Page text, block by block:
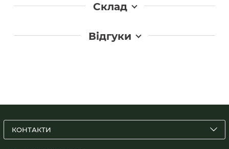
Склад
Відгуки
КОНТАКТИ